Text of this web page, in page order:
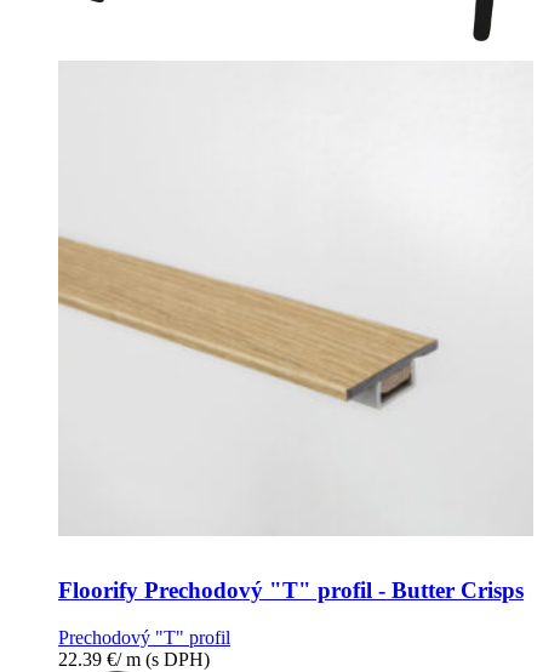
Floorify Prechodový "T" profil - Butter Crisps
Prechodový "T" profil
22.39 €/ m (s DPH)